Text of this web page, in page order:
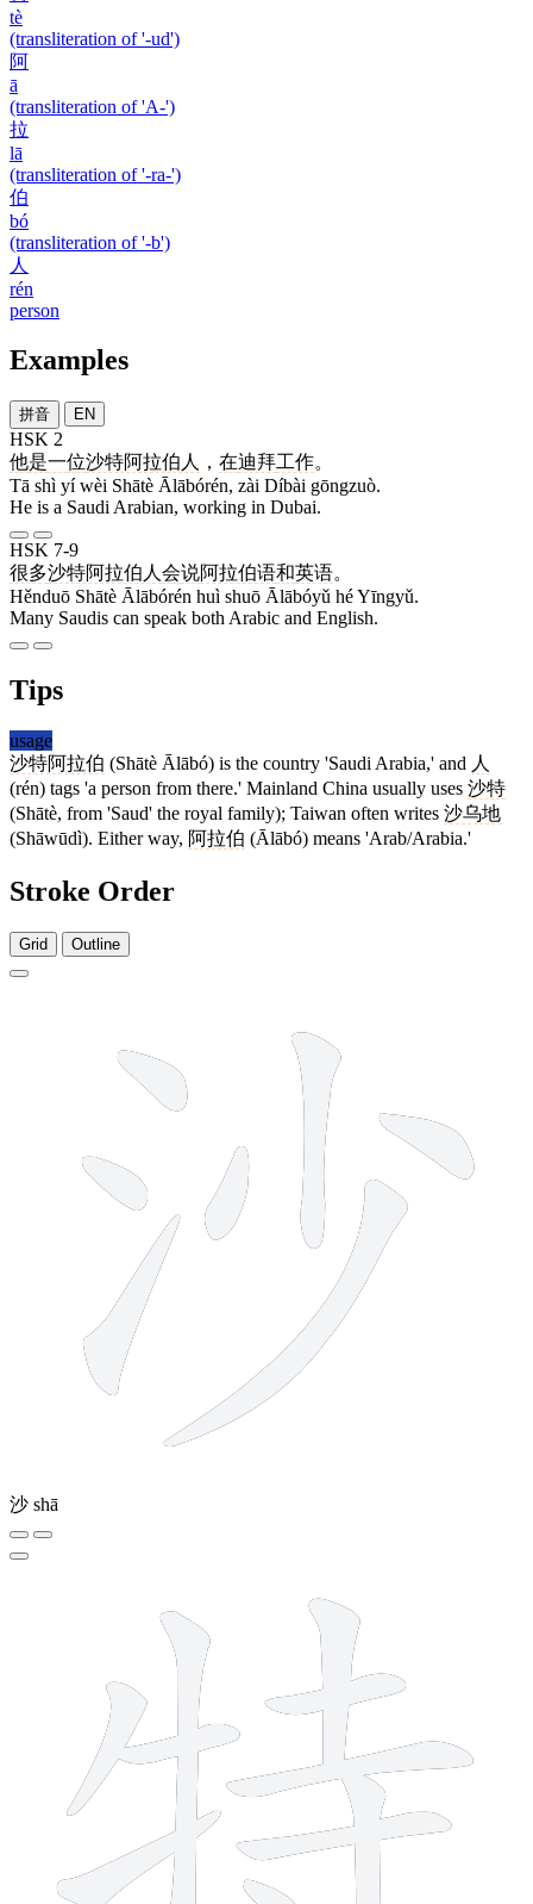
tè
(transliteration of '-ud')
阿
ā
(transliteration of 'A-')
拉
lā
(transliteration of '-ra-')
伯
bó
(transliteration of '-b')
人
rén
person
Examples
拼音 EN
HSK 2
他是一位沙特阿拉伯人 ， 在迪拜工作。
Tā shì yí wèi Shātè Ālābórén, zài Díbài gōngzuò.
He is a Saudi Arabian, working in Dubai.
HSK 7-9
很多沙特阿拉伯人 会说阿拉伯语和英语。
Hěnduō Shātè Ālābórén huì shuō Ālābóyǔ hé Yīngyǔ.
Many Saudis can speak both Arabic and English.
Tips
usage
沙特阿拉伯 (Shātè Ālābó) is the country 'Saudi Arabia,' and 人
(rén) tags 'a person from there.' Mainland China usually uses 沙特
(Shātè, from 'Saud' the royal family); Taiwan often writes 沙乌地
(Shāwūdì). Either way, 阿拉伯 (Ālābó) means 'Arab/Arabia.'
Stroke Order
Grid Outline
沙 shā